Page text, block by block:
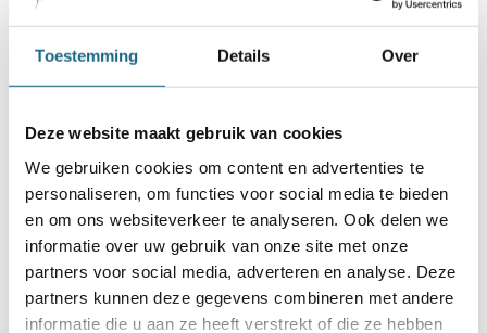
Toestemming Details Over
Deze website maakt gebruik van cookies
We gebruiken cookies om content en advertenties te
personaliseren, om functies voor social media te bieden
en om ons websiteverkeer te analyseren. Ook delen we
informatie over uw gebruik van onze site met onze
partners voor social media, adverteren en analyse. Deze
partners kunnen deze gegevens combineren met andere
informatie die u aan ze heeft verstrekt of die ze hebben
3 NK ABC (17 april)
4 september 2018
basisscholen in Rotterdam
3 december 2021
Kwalificatie 3: Eindstand VO III